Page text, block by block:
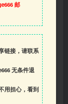
邮
链接，请联系
无条件退
用担心，看到